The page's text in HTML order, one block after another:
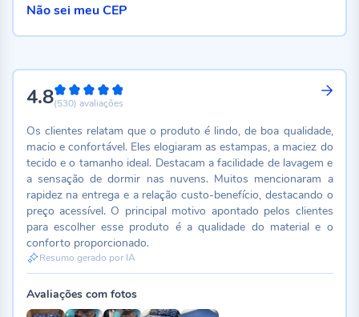
4.896%
(530) avaliações
Os clientes relatam que o produto é lindo, de boa qualidade,
macio e confortável. Eles elogiaram as estampas, a maciez do
tecido e o tamanho ideal. Destacam a facilidade de lavagem e
a sensação de dormir nas nuvens. Muitos mencionaram a
rapidez na entrega e a relação custo-benefício, destacando o
preço acessível. O principal motivo apontado pelos clientes
para escolher esse produto é a qualidade do material e o
conforto proporcionado.
Resumo gerado por IA
Avaliações com fotos
Não sei meu CEP